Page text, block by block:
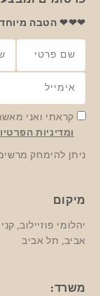
❤❤❤ הטבה
שם פרטי
אימייל
קראתי ואני
ומדיניות
ניתן להימחק
מיקום
יהלומי פוזיילוב,
אביב, תל אביב
משרד: